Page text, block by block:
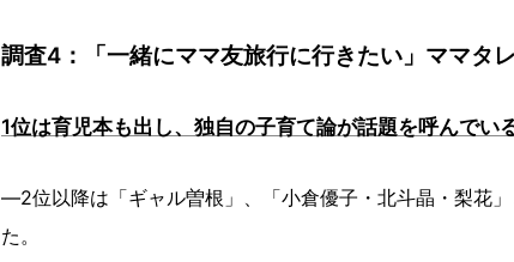
調査4：「一緒にママ友旅行に行きたい」ママタ
1位は育児本も出し、独自の子育て論が話題を呼んでい
―2位以降は「ギャル曽根」、「小倉優子・北斗晶・梨花
た。